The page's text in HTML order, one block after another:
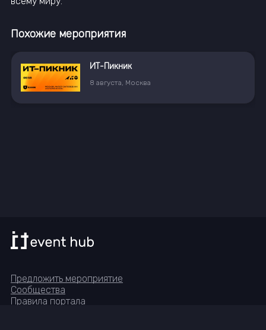
Похожие мероприятия
Предложить мероприятие
Сообщества
Правила портала